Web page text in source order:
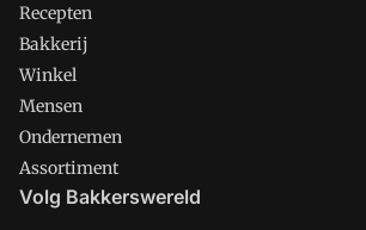
Recepten
Bakkerij
Winkel
Mensen
Ondernemen
Assortiment
Volg Bakkerswereld